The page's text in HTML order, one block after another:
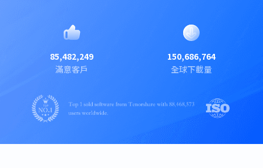
85,482,249
滿意客戶
150,686,764
全球下載量